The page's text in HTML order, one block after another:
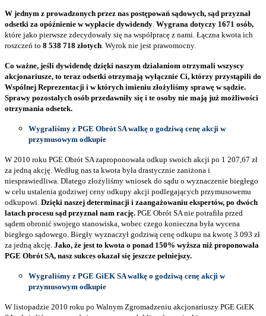
W jednym z prowadzonych przez nas postępowań sądowych, sąd przyznał
odsetki za opóźnienie w wypłacie dywidendy Wygrana dotyczy 1671 osób,
które jako pierwsze zdecydowały się na współpracę z nami. Łączna kwota ich
roszczeń to 8 538 718 złotych . Wyrok nie jest prawomocny.
Co ważne, jeśli dywidendę dzięki naszym działaniom otrzymali wszyscy
akcjonariusze, to teraz odsetki otrzymają wyłącznie Ci, którzy przystąpili do
Wspólnej Reprezentacji i w których imieniu złożyliśmy sprawę w sądzie.
Sprawy pozostałych osób przedawniły się i te osoby nie mają już możliwości
otrzymania odsetek.
Wygraliśmy z PGE Obrót SA walkę o godziwą cenę akcji w
przymusowym odkupie
W 2010 roku PGE Obrót SA zaproponowała odkup swoich akcji po 1 207,67 zł
za jedną akcję. Według nas ta kwota była drastycznie zaniżona i
niesprawiedliwa. Dlatego złożyliśmy wniosek do sądu o wyznaczenie biegłego
w celu ustalenia godziwej ceny odkupy akcji podlegających przymusowemu
odkupowi. Dzięki naszej determinacji i zaangażowaniu ekspertów, po dwóch
latach procesu sąd przyznał nam rację. PGE Obrót SA nie potrafiła przed
sądem obronić swojego stanowiska, wobec czego konieczna była wycena
biegłego sądowego. Biegły wyznaczył godziwą cenę odkupu na kwotę 3 093 zł
za jedną akcję. Jako, że jest to kwota o ponad 150% wyższa niż proponowała
PGE Obrót SA, nasz sukces okazał się jeszcze pełniejszy.
Wygraliśmy z PGE GiEK SA walkę o godziwą cenę akcji w
przymusowym odkupie
W listopadzie 2010 roku po Walnym Zgromadzeniu akcjonariuszy PGE GiEK